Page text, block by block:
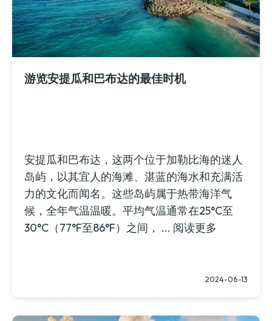
游览安提瓜和巴布达的最佳时机
安提瓜和巴布达，这两个位于加勒比海的迷人
岛屿，以其宜人的海滩、湛蓝的海水和充满活
力的文化而闻名。这些岛屿属于热带海洋气
候，全年气温温暖。平均气温通常在25°C至
30°C（77°F至86°F）之间， ... 阅读更多
2024-06-13